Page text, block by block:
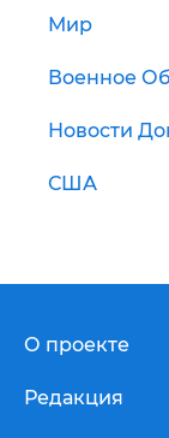
Мир
Военное
Новости
США
О проекте
Редакция